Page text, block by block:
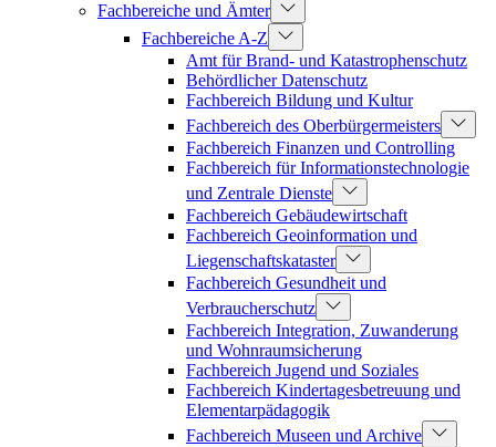
Fachbereiche und Ämter
Fachbereiche A-Z
Amt für Brand- und Katastrophenschutz
Behördlicher Datenschutz
Fachbereich Bildung und Kultur
Fachbereich des Oberbürgermeisters
Fachbereich Finanzen und Controlling
Fachbereich für Informationstechnologie
und Zentrale Dienste
Fachbereich Gebäudewirtschaft
Fachbereich Geoinformation und
Liegenschaftskataster
Fachbereich Gesundheit und
Verbraucherschutz
Fachbereich Integration, Zuwanderung
und Wohnraumsicherung
Fachbereich Jugend und Soziales
Fachbereich Kindertagesbetreuung und
Elementarpädagogik
Fachbereich Museen und Archive